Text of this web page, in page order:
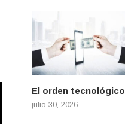
El orden tecnológico
julio 30, 2026